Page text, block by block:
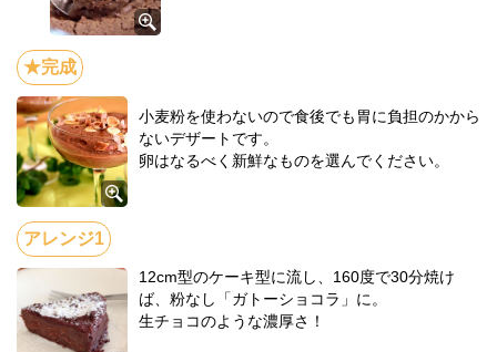
小麦粉を使わないので食後でも胃に負担のかから
ないデザートです。
卵はなるべく新鮮なものを選んでください。
12cm型のケーキ型に流し、160度で30分焼け
ば、粉なし「ガトーショコラ」に。
生チョコのような濃厚さ！